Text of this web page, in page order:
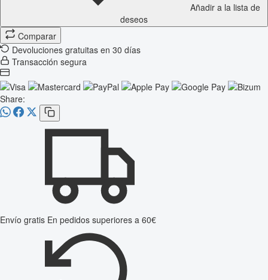
Añadir a la lista de
deseos
Comparar
Devoluciones gratuitas en 30 días
Transacción segura
Share:
Envío gratis En pedidos superiores a 60€